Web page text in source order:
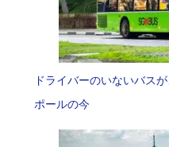
ドライバーのいないバス
ポールの今